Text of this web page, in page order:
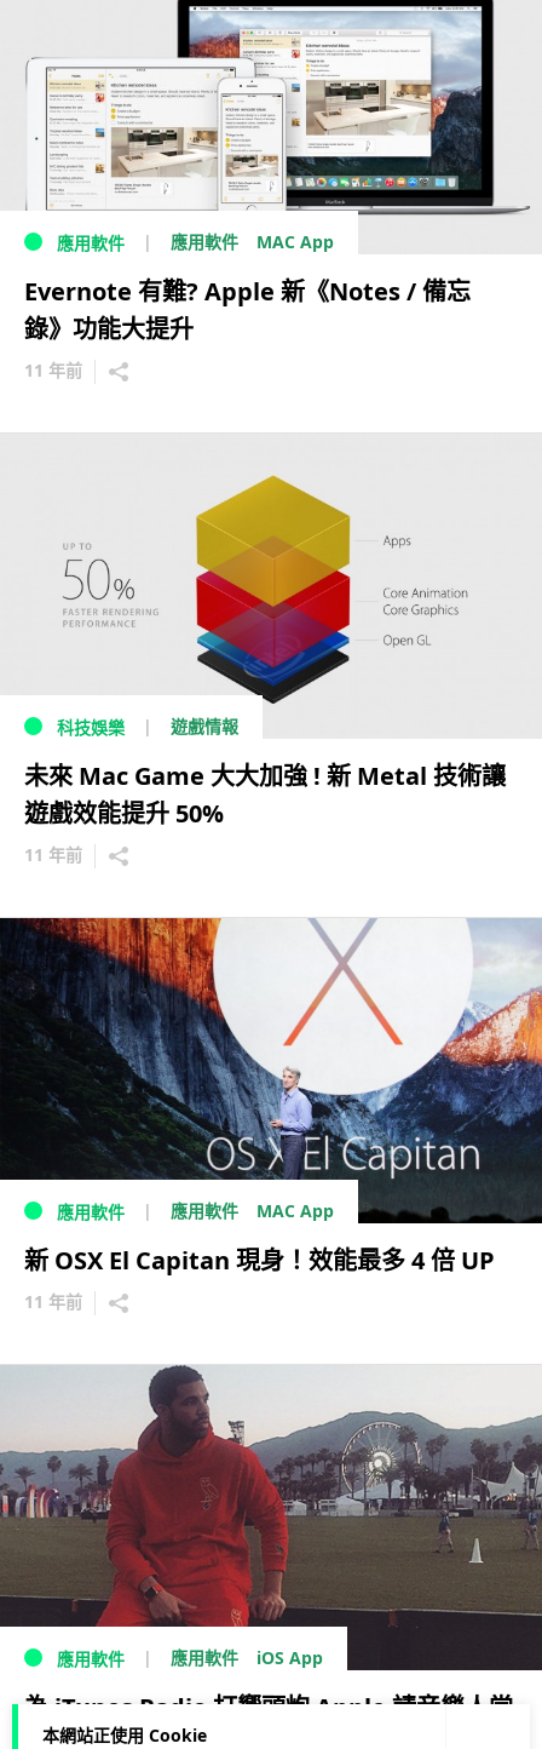
本網站正使用 Cookie
應用軟件 應用軟件 MAC App
Evernote 有難? Apple 新《Notes / 備忘
錄》功能大提升
11 年前
科技娛樂 遊戲情報
未來 Mac Game 大大加強 ! 新 Metal 技術讓
遊戲效能提升 50%
11 年前
應用軟件 應用軟件 MAC App
新 OSX El Capitan 現身！效能最多 4 倍 UP
11 年前
應用軟件 應用軟件 iOS App
為 iTunes Radio 打響頭炮 Apple 請音樂人當